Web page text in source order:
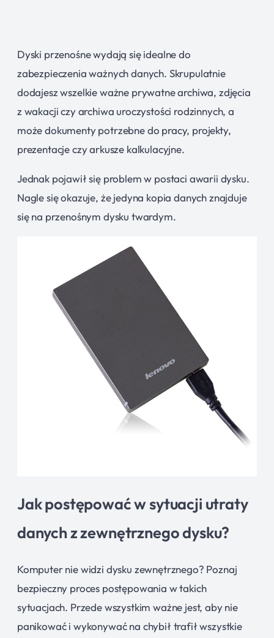
Dyski przenośne wydają się idealne do
zabezpieczenia ważnych danych. Skrupulatnie
dodajesz wszelkie ważne prywatne archiwa, zdjęcia
z wakacji czy archiwa uroczystości rodzinnych, a
może dokumenty potrzebne do pracy, projekty,
prezentacje czy arkusze kalkulacyjne.
Jednak pojawił się problem w postaci awarii dysku.
Nagle się okazuje, że jedyna kopia danych znajduje
się na przenośnym dysku twardym.
Jak postępować w sytuacji utraty
danych z zewnętrznego dysku?
Komputer nie widzi dysku zewnętrznego? Poznaj
bezpieczny proces postępowania w takich
sytuacjach. Przede wszystkim ważne jest, aby nie
panikować i wykonywać na chybił trafił wszystkie